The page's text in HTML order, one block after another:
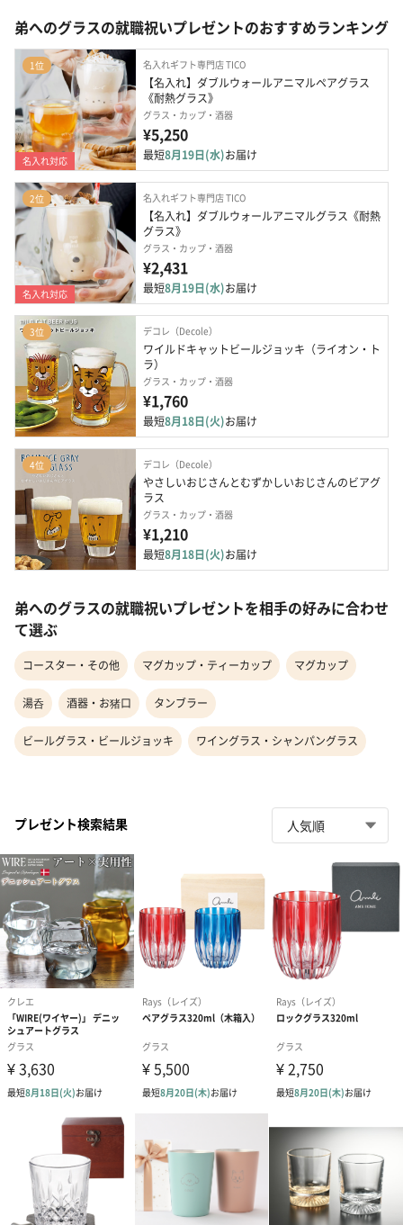
弟へのグラスの就職祝いプレゼントのおすすめランキング
1位
名入れ対応
名入れギフト専門店 TICO
【名入れ】ダブルウォールアニマルペアグラス
《耐熱グラス》
グラス・カップ・酒器
¥5,250
最短8月19日(水)お届け
2位
名入れ対応
名入れギフト専門店 TICO
【名入れ】ダブルウォールアニマルグラス《耐熱
グラス》
グラス・カップ・酒器
¥2,431
最短8月19日(水)お届け
3位 デコレ（Decole）
ワイルドキャットビールジョッキ（ライオン・ト
ラ）
グラス・カップ・酒器
¥1,760
最短8月18日(火)お届け
4位 デコレ（Decole）
やさしいおじさんとむずかしいおじさんのビアグ
ラス
グラス・カップ・酒器
¥1,210
最短8月18日(火)お届け
弟へのグラスの就職祝いプレゼントを相手の好みに合わせ
て選ぶ
コースター・その他 マグカップ・ティーカップ マグカップ
湯呑 酒器・お猪口 タンブラー
ビールグラス・ビールジョッキ ワイングラス・シャンパングラス
プレゼント検索結果